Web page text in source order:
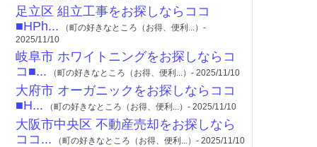
足立区 組立工事をお探しならココ
■HPh... （町の好きなところ（お得、便利...）-
2025/11/10
岐阜市 ホワイトニングをお探しならコ
コ■... （町の好きなところ（お得、便利...）- 2025/11/10
大府市 オーガニックをお探しならココ
■H... （町の好きなところ（お得、便利...）- 2025/11/10
大阪市中央区 不動産売却をお探しなら
ココ... （町の好きなところ（お得、便利...）- 2025/11/10